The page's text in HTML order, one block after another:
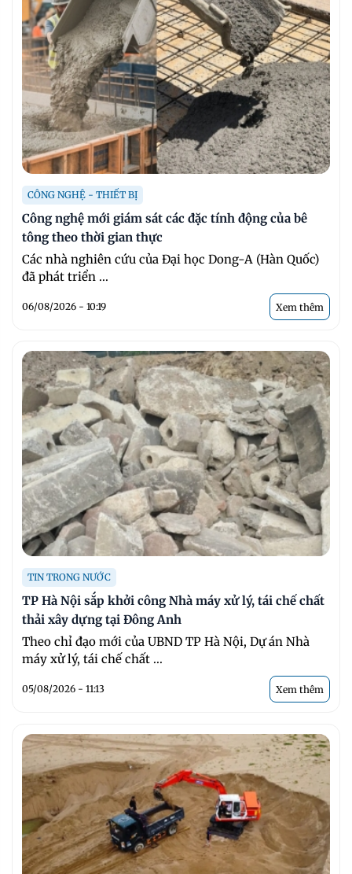
CÔNG NGHỆ - THIẾT BỊ
Công nghệ mới giám sát các đặc tính động của bê
tông theo thời gian thực
Các nhà nghiên cứu của Đại học Dong-A (Hàn Quốc)
đã phát triển ...
06/08/2026 - 10:19 Xem thêm
TIN TRONG NƯỚC
TP Hà Nội sắp khởi công Nhà máy xử lý, tái chế chất
thải xây dựng tại Đông Anh
Theo chỉ đạo mới của UBND TP Hà Nội, Dự án Nhà
máy xử lý, tái chế chất ...
05/08/2026 - 11:13 Xem thêm